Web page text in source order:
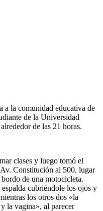
a la comunidad educativa de
de la Universidad
de las 21 horas.
clases y luego tomó el
Constitución al 500, lugar
de una motocicleta.
cubriéndole los ojos y
los otros dos «la
la vagina», al parecer